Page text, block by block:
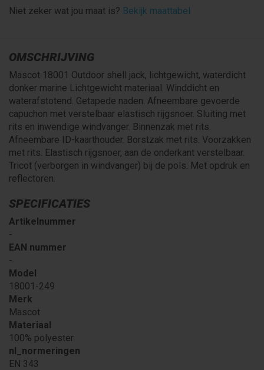
Niet zeker wat jou maat is? Bekijk maattabel
OMSCHRIJVING
Mascot 18001 Outdoor shell jack, lichtgewicht, waterdicht
donker marine Lichtgewicht materiaal. Winddicht en
waterafstotend. Getapede naden. Afneembare gevoerde
capuchon met verstelbaar elastisch rijgsnoer. Sluiting met
rits en inwendige windvanger. Binnenzak met rits.
Afneembare ID-kaarthouder. Borstzak met rits. Voorzakken
met rits. Elastisch rijgsnoer, aan de onderkant verstelbaar.
Tricot (verborgen in windvanger) bij de pols. Met opdruk en
reflectoren.
SPECIFICATIES
Artikelnummer
-
EAN nummer
-
Model
18001-249
Merk
Mascot
Materiaal
100% polyester
nl_normeringen
EN 343